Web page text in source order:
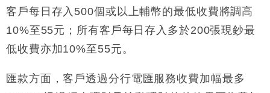
15:59
財經｜SA售股自救後再出手 斥4億美元押注未上市公
司
11:30
財經｜精星香港夥菜鳥拓全球智慧倉儲市場 加快海外
市場落地
東京半島
客戶每日存入500個或以上輔幣的最低收費將調高
10%至55元；所有客戶每日存入多於200張現鈔最
低收費亦加10%至55元。
匯款方面，客戶透過分行電匯服務收費加幅最多